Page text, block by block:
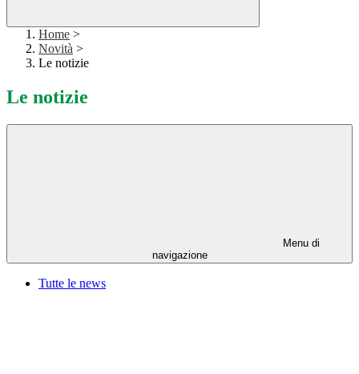
Home >
Novità >
Le notizie
Le notizie
Menu di
navigazione
Tutte le news